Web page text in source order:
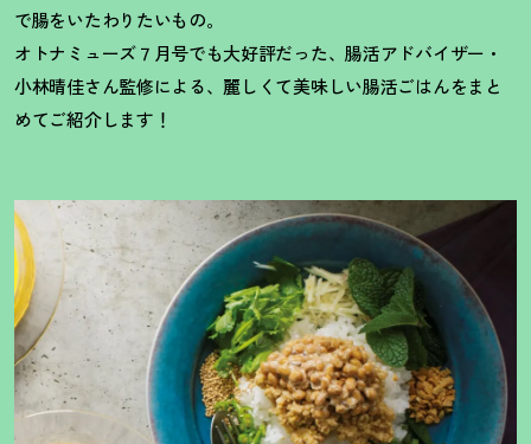
で腸をいたわりたいもの。
オトナミューズ７月号でも大好評だった、腸活アドバイザー・
小林晴佳さん監修による、麗しくて美味しい腸活ごはんをまと
めてご紹介します ！